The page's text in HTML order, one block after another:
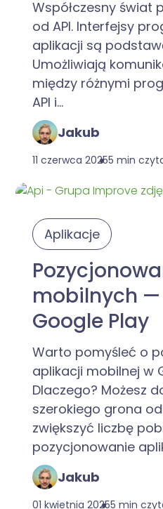
Współczesny świat
od API. Interfejsy
aplikacji są
Umożliwiają
między różnymi
API i...
Jakub
11 czerwca 20255 min
Aplikacje
mobilnych —
Google Play
Warto pomyśleć o
aplikacji mobilnej w
Dlaczego? Możesz
szerokiego grona
zwiększyć liczbę
pozycjonowanie
Jakub
01 kwietnia 20255 min